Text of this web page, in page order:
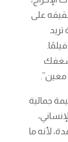
على
شغفك
معين”.
جمالية
لأنه ما